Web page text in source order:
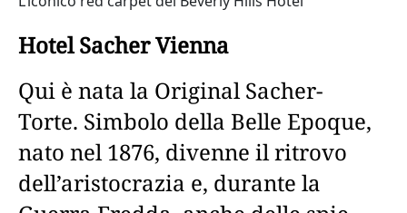
Hotel Sacher Vienna
Qui è nata la Original Sacher-
Torte. Simbolo della Belle Epoque,
nato nel 1876, divenne il ritrovo
dell’aristocrazia e, durante la